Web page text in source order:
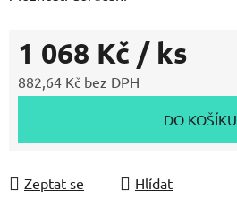
1 068 Kč / ks
882,64 Kč bez DPH
DO KOŠÍKU
Zeptat se Hlídat